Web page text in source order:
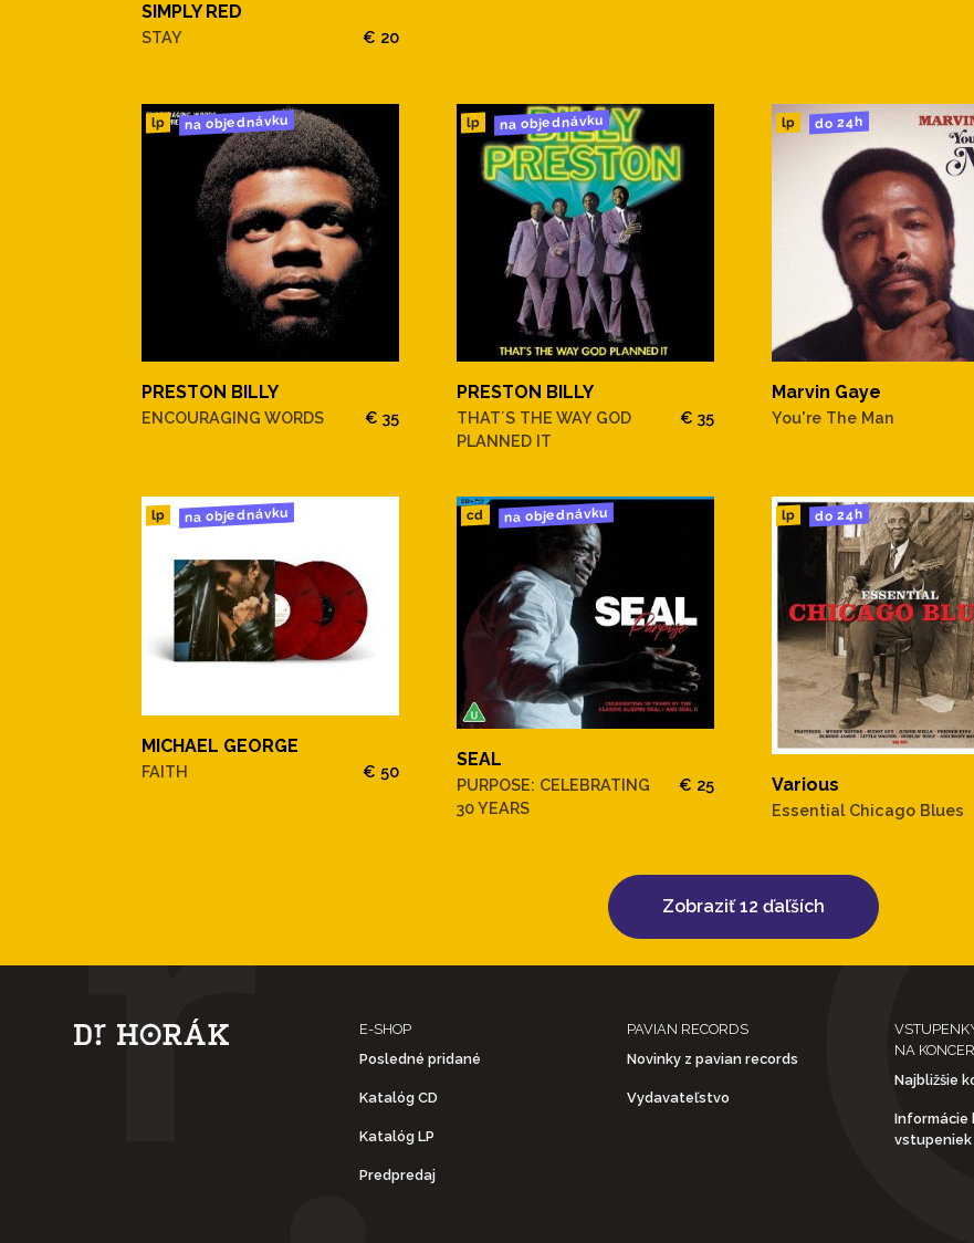
SIMPLY RED
STAY € 20
lp na objednávku
PRESTON BILLY
ENCOURAGING WORDS € 35
lp na objednávku
PRESTON BILLY
THAT´S THE WAY GOD
PLANNED IT
€ 35
lp do 24h
Marvin Gaye
You're The Man
lp na objednávku
MICHAEL GEORGE
FAITH € 50
cd na objednávku
SEAL
PURPOSE: CELEBRATING
30 YEARS
€ 25
lp do 24h
Various
Essential Chicago Blues
Zobraziť 12 ďaľších
E-SHOP
Posledné pridané
Katalóg CD
Katalóg LP
Predpredaj
PAVIAN RECORDS
Novinky z pavian records
Vydavateľstvo
NA
Najbližšie
Informácie